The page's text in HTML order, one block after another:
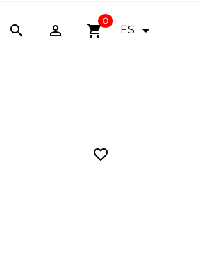
  shopping_cart
0
ES 
favorite_border